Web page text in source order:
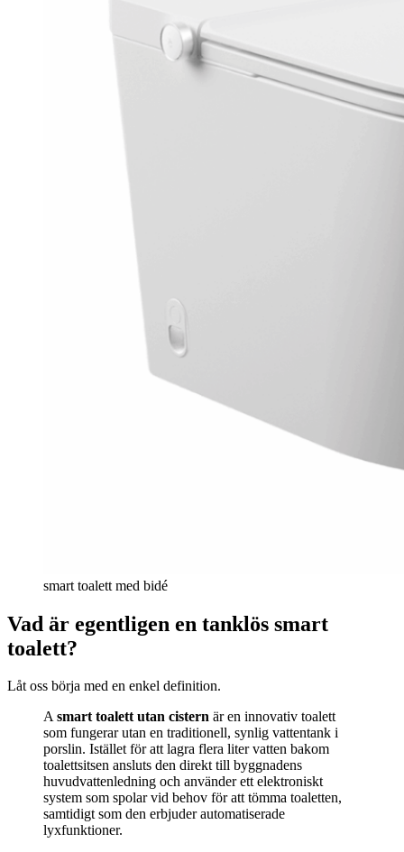
smart toalett med bidé
Vad är egentligen en tanklös smart
toalett?
Låt oss börja med en enkel definition.
Asmart toalett utan cistern är en innovativ toalett
som fungerar utan en traditionell, synlig vattentank i
porslin. Istället för att lagra flera liter vatten bakom
toalettsitsen ansluts den direkt till byggnadens
huvudvattenledning och använder ett elektroniskt
system som spolar vid behov för att tömma toaletten,
samtidigt som den erbjuder automatiserade
lyxfunktioner.